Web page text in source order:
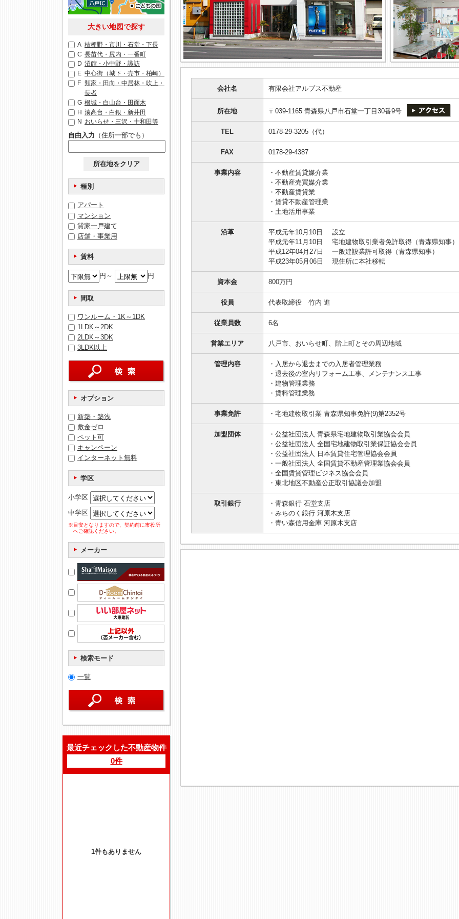
大きい地図で探す
A 桔梗野・市川・石堂・下長
C 長苗代・尻内・一番町
D 沼館・小中野・諏訪
E 中心街（城下・売市・柏崎）
F 類家・田向・中居林・吹上・
長者
G 根城・白山台・田面木
H 湊高台・白銀・新井田
N おいらせ・三沢・十和田等
自由入力 （住所一部でも）
所在地をクリア
種別
アパート
マンション
貸家一戸建て
店舗・事業用
賃料
円～ 円
間取
ワンルーム・1K～1DK
1LDK～2DK
2LDK～3DK
3LDK以上
オプション
新築・築浅
敷金ゼロ
ペット可
キャンペーン
インターネット無料
学区
小学区
中学区
※目安となりますので、契約前に市役所
へご確認ください。
メーカー
検索モード
一覧
最近チェックした不動産物件
0件
1件もありません
会社名 有限会社アルプス不動産
所在地 〒039-1165 青森県八戸市石堂一丁目30番9号
TEL 0178-29-3205（代）
FAX 0178-29-4387
事業内容
・不動産賃貸媒介業
・不動産売買媒介業
・不動産賃貸業
・賃貸不動産管理業
・土地活用事業
沿革 平成元年10月10日
設立
平成元年11月10日
宅地建物取引業者免許取得（青森県知事）
平成12年04月27日
一般建設業許可取得（青森県知事）
平成23年05月06日
現住所に本社移転
資本金 800万円
役員 代表取締役 竹内 進
従業員数 6名
営業エリア 八戸市、おいらせ町、階上町とその周辺地域
管理内容
・入居から退去までの入居者管理業務
・退去後の室内リフォーム工事、メンテナンス工事
・建物管理業務
・賃料管理業務
事業免許 ・宅地建物取引業 青森県知事免許(9)第2352号
加盟団体
・公益社団法人 青森県宅地建物取引業協会会員
・公益社団法人 全国宅地建物取引業保証協会会員
・公益社団法人 日本賃貸住宅管理協会会員
・一般社団法人 全国賃貸不動産管理業協会会員
・全国賃貸管理ビジネス協会会員
・東北地区不動産公正取引協議会加盟
取引銀行
・青森銀行 石堂支店
・みちのく銀行 河原木支店
・青い森信用金庫 河原木支店